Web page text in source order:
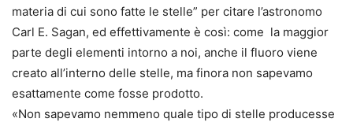
materia di cui sono fatte le stelle” per citare l’astronomo
Carl E. Sagan, ed effettivamente è così: come la maggior
parte degli elementi intorno a noi, anche il fluoro viene
creato all’interno delle stelle, ma finora non sapevamo
esattamente come fosse prodotto.
«Non sapevamo nemmeno quale tipo di stelle producesse